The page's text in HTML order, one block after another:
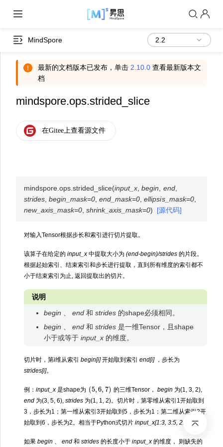
MindSpore
最新的文档版本已发布，单击 2.10.0 查看最新版本文
档
mindspore.ops.strided_slice
mindspore.ops.strided_slice(input_x ,begin end,
strides ,begin_mask=0 ,end_mask=0 ,ellipsis_mask=0,
new_axis_mask=0 ,shrink_axis_mask=0) [源代码]
对输入Tensor根据步长和索引进行切片提取。
该算子在给定的 input_x 中提取大小为 (end-begin)/strides 的片段。
根据起始索引、结束索引和步长进行提取，直到所有维度的索引都不
小于结束索引为止, 返回提取出的切片。
说明
begin
end 和 strides 的shape必须相同。
begin
end 和 strides 是一维Tensor，且shape
小于或等于 input_x 的维度。
切片时，第i维从索引 begin[i]开始取到索引 end[i]，步长为
strides[i]。
例： input_x 是shape为 (5 6, 7) 的三维Tensor，begin 为(1, 3, 2),
end 为(3, 5, 6), strides 为(1, 1, 2)。切片时，第零维从索引1开始取到
3，步长为1；第一维从索引3开始取到5，步长为1；第二维从索引2开
始取到6，步长为2。相当于Python式切片 input_x[1:3, 3:5, 2:6:2]。
如果 begin 、 end 和 strides 的长度小于 input_x 的维度， 则缺失的